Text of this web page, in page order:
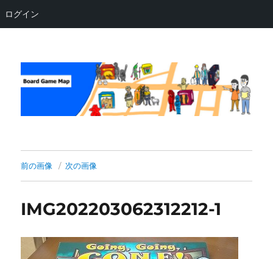
ログイン
Board Game Map
前の画像 次の画像
IMG202203062312212-1